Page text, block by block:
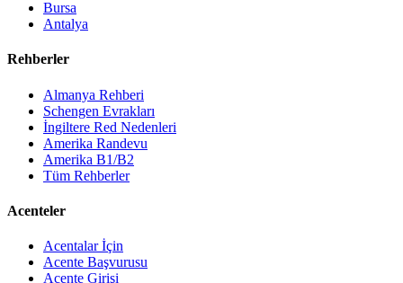
Bursa
Antalya
Rehberler
Almanya Rehberi
Schengen Evrakları
İngiltere Red Nedenleri
Amerika Randevu
Amerika B1/B2
Tüm Rehberler
Acenteler
Acentalar İçin
Acente Başvurusu
Acente Girişi